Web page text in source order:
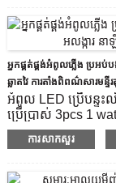
បន្ទះឈីប LED:
សីតុណ្ហភាពពណ៌
លំហូរពន្លឺ: 270 អិល
ពេលវេលាធ្វើការ (ម៉ោ
សម្ភារៈជួសជុលពន្លឺ:
អ្នកផ្គត់ផ្គង់អំពូលភ្លើង ប្រអ
ឆ្លាតវៃ ការតាំងពិពណ៌សារមន្ទី
អំពូល LED ប្រើបន្ទ
ប្រើប្រាស់ 3pcs 1
នូវពន្លឺបង្ហាញខ្នាត
Display យូរអង្វែង
ការសាកសួរ